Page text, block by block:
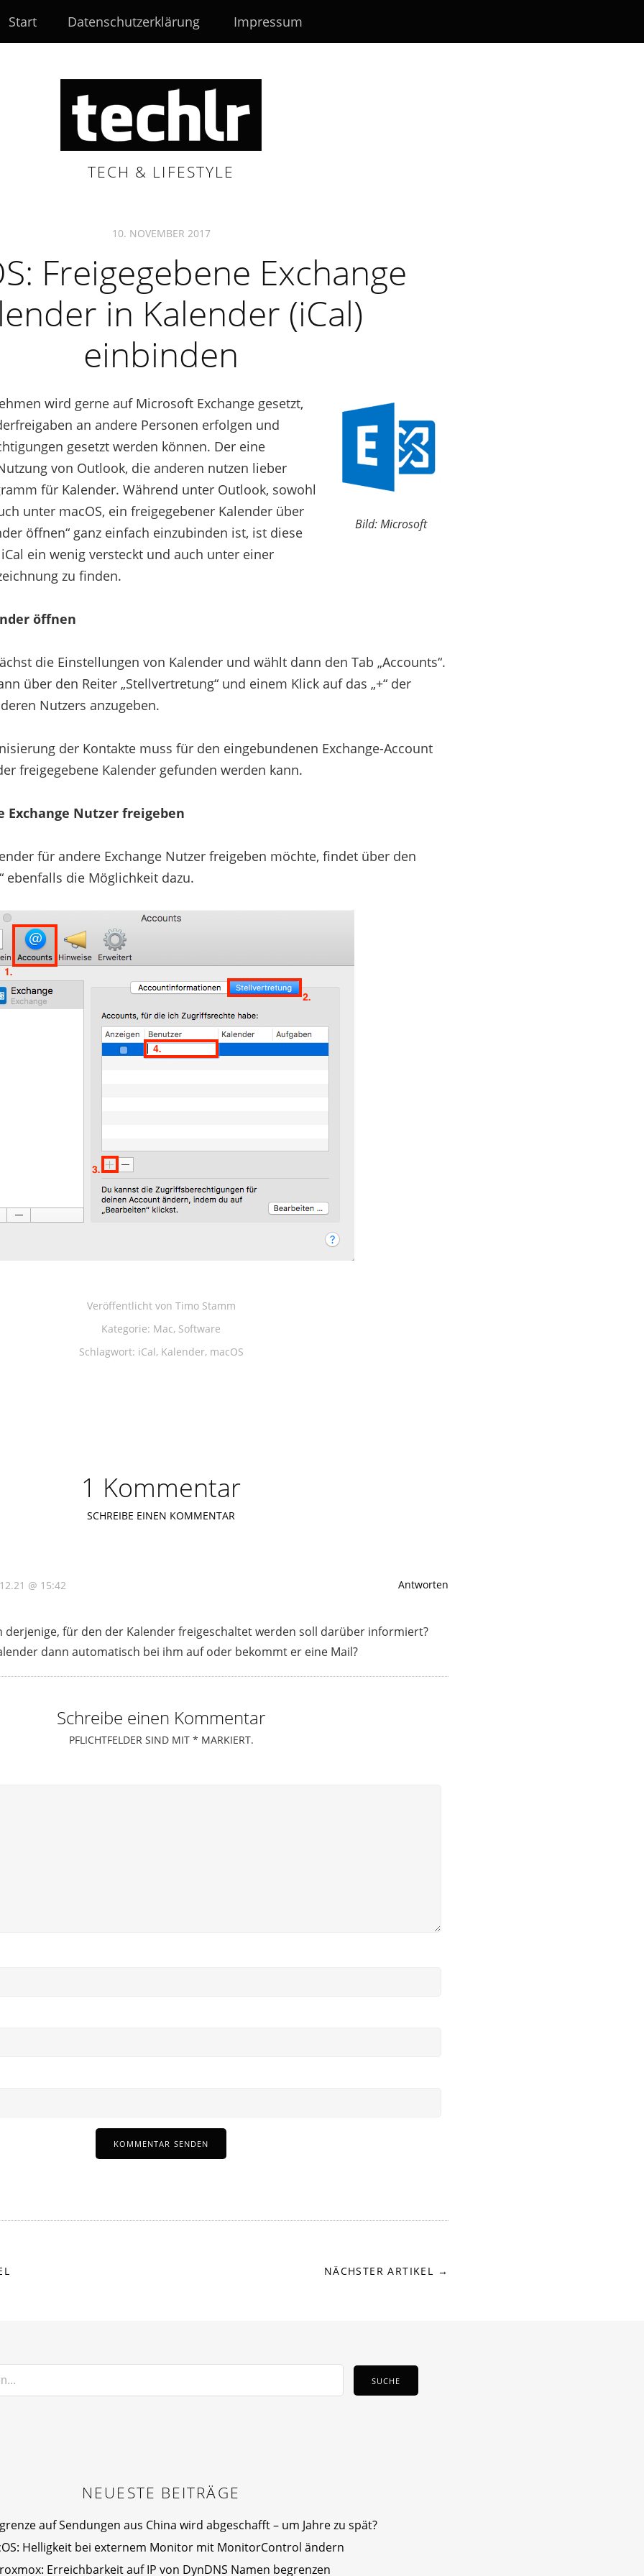
Start Datenschutzerklärung Impressum
TECH & LIFESTYLE
10. NOVEMBER 2017
Freigegebene Exchange
in Kalender (iCal)
einbinden
Bild: Microsoft
wird gerne auf Microsoft Exchange gesetzt,
an andere Personen erfolgen und
gesetzt werden können. Der eine
von Outlook, die anderen nutzen lieber
für Kalender. Während unter Outlook, sowohl
unter macOS, ein freigegebener Kalender über
öffnen“ ganz einfach einzubinden ist, ist diese
ein wenig versteckt und auch unter einer
zu finden.
öffnen
die Einstellungen von Kalender und wählt dann den Tab „Accounts“.
über den Reiter „Stellvertretung“ und einem Klick auf das „+“ der
Nutzers anzugeben.
der Kontakte muss für den eingebundenen Exchange-Account
freigegebene Kalender gefunden werden kann.
Exchange Nutzer freigeben
für andere Exchange Nutzer freigeben möchte, findet über den
ebenfalls die Möglichkeit dazu.
Veröffentlicht von Timo Stamm
Kategorie: Mac, Software
Schlagwort: iCal, Kalender, macOS
1 Kommentar
SCHREIBE EINEN KOMMENTAR
Antworten
@ 15:42
derjenige, für den der Kalender freigeschaltet werden soll darüber informiert?
dann automatisch bei ihm auf oder bekommt er eine Mail?
Schreibe einen Kommentar
PFLICHTFELDER SIND MIT * MARKIERT.
NÄCHSTER ARTIKEL →
NEUESTE BEITRÄGE
auf Sendungen aus China wird abgeschafft – um Jahre zu spät?
Helligkeit bei externem Monitor mit MonitorControl ändern
Erreichbarkeit auf IP von DynDNS Namen begrenzen